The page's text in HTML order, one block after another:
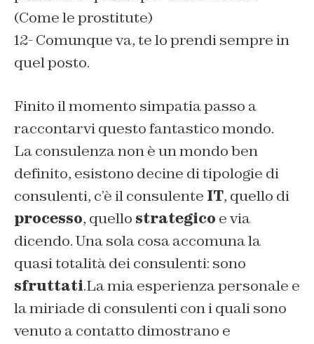
(Come le prostitute)
12- Comunque va, te lo prendi sempre in
quel posto.
Finito il momento simpatia passo a
raccontarvi questo fantastico mondo.
La consulenza non è un mondo ben
definito, esistono decine di tipologie di
consulenti, c’è il consulente IT, quello di
processo, quello strategico e via
dicendo. Una sola cosa accomuna la
quasi totalità dei consulenti: sono
sfruttati.La mia esperienza personale e
la miriade di consulenti con i quali sono
venuto a contatto dimostrano e